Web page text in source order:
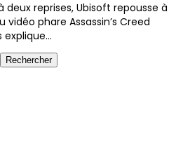
deux reprises, Ubisoft repousse à
phare Assassin’s Creed
explique…